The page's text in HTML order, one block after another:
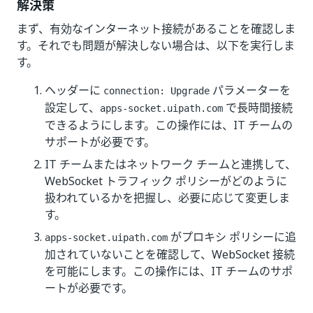
解決策
まず、有効なインターネット接続があることを確認しま
す。それでも問題が解決しない場合は、以下を実行しま
す。
ヘッダーに connection: Upgrade パラメーターを
設定して、
apps-socket.uipath.com で長時間接続
できるようにします。この操作には、IT チームの
サポートが必要です。
IT チームまたはネットワーク チームと連携して、
WebSocket トラフィック ポリシーがどのように
扱われているかを把握し、必要に応じて変更しま
す。
apps-socket.uipath.com がプロキシ ポリシーに追
加されていないことを確認して、WebSocket 接続
を可能にします。この操作には、IT チームのサポ
ートが必要です。